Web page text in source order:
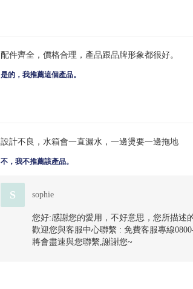
配件齊全，價格合理，產品跟品牌形象都很好。
是的，我推薦這個產品。
設計不良，水箱會一直漏水，一邊燙要一邊拖地
不，我不推薦該產品。
S sophie
您好:感謝您的愛用，不好意思，您所描述
歡迎您與客服中心聯繫 : 免費客服專線
將會盡速與您聯繫,謝謝您~